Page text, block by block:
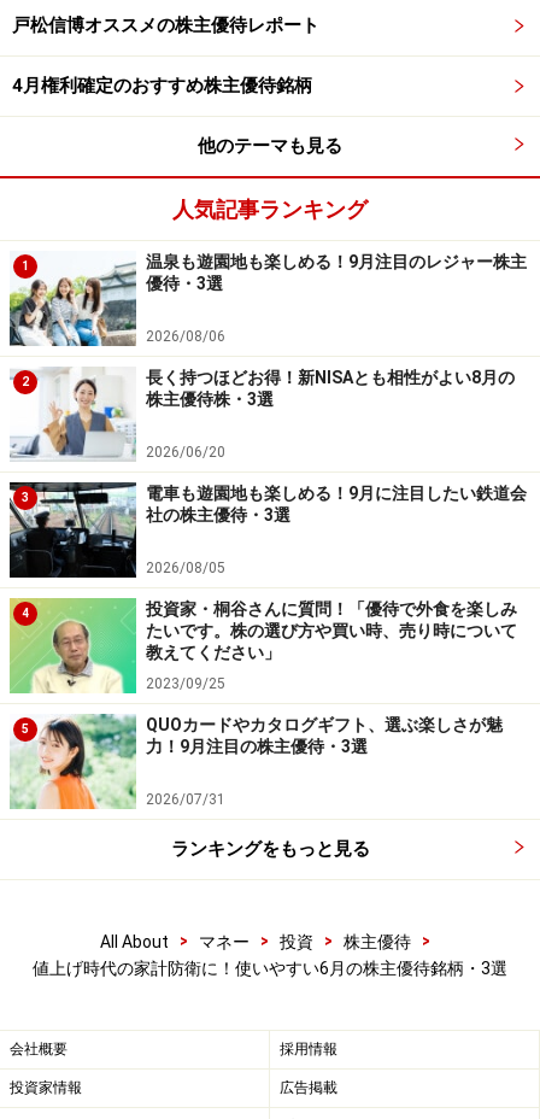
り、日用品やヘルスケア商品を実際に利用できる点が魅
「家計防衛」としても注目されやすい特徴があります。
日用品優待は使い勝手がよいため、「優待を無駄なく活
用したい」という初心者にも比較的人気があります。
※株主優待に関する情報は、記事執筆時点のものになり
待内容をご確認ください。
※記載されている情報は、正確かつ信頼しうると判断し
た情報源から入手しておりますが、その正確性または完
全性を保証したものではありません。予告なく変更され
る場合があります。また、資産運用、投資はリスクを伴
います。投資に関する最終判断は、ご自身の責任でお願
いします。
※記事内容は執筆時点のものです。最新の内容をご確認くださ
い。
本記事の内容は一般的な情報提供を目的としており、特定の金融
商品や投資行動を推奨するものではありません。
投資や資産運用に関する最終的なご判断はご自身の責任において
行ってください。
掲載情報の正確性・完全性については十分に配慮しております
が、その内容を保証するものではなく、これに基づく損失・損害
などについて当社は一切の責任を負いません。
最新の情報や詳細については、必ず各金融機関やサービス提供者
の公式情報をご確認ください。
【編集部からのお知らせ】
・「家計」について、 アンケート（2026/8/31まで）
を実施
※抽選で20名にAmazonギフト券1000円分プレゼント
戸松信博オススメの株主優待レポート
4月権利確定のおすすめ株主優待銘柄
他のテーマも見る
人気記事ランキング
1
温泉も遊園地も楽しめる！9月注目のレジャー株主
優待・3選
2026/08/06
2
長く持つほどお得！新NISAとも相性がよい8月の
株主優待株・3選
2026/06/20
3
電車も遊園地も楽しめる！9月に注目したい鉄道会
社の株主優待・3選
2026/08/05
4
投資家・桐谷さんに質問！「優待で外食を楽しみ
たいです。株の選び方や買い時、売り時について
教えてください」
2023/09/25
5
QUOカードやカタログギフト、選ぶ楽しさが魅
力！9月注目の株主優待・3選
2026/07/31
ランキングをもっと見る
All About > マネー > 投資 > 株主優待
>
値上げ時代の家計防衛に！使いやすい6月の株主優待銘柄・3選
会社概要 採用情報
投資家情報 広告掲載